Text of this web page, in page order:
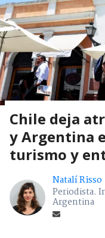
Chile deja
y Argentina
turismo y
Natalí Risso
Periodista.
Argentina